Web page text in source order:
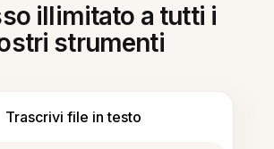
illimitato a tutti i
strumenti
Trascrivi file in testo